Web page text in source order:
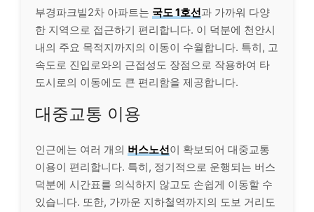
부경파크빌2차 아파트는 국도 1호선과 가까워 다양
한 지역으로 접근하기 편리합니다. 이 덕분에 천안시
내의 주요 목적지까지의 이동이 수월합니다. 특히, 고
속도로 진입로와의 근접성도 장점으로 작용하여 타
도시로의 이동에도 큰 편리함을 제공합니다.
대중교통 이용
인근에는 여러 개의 버스노선이 확보되어 대중교통
이용이 편리합니다. 특히, 정기적으로 운행되는 버스
덕분에 시간표를 의식하지 않고도 손쉽게 이동할 수
있습니다. 또한, 가까운 지하철역까지의 도보 거리도